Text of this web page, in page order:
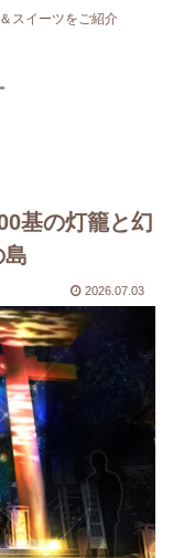
スイーツをご紹介
基の灯籠と幻
島
2026.07.03